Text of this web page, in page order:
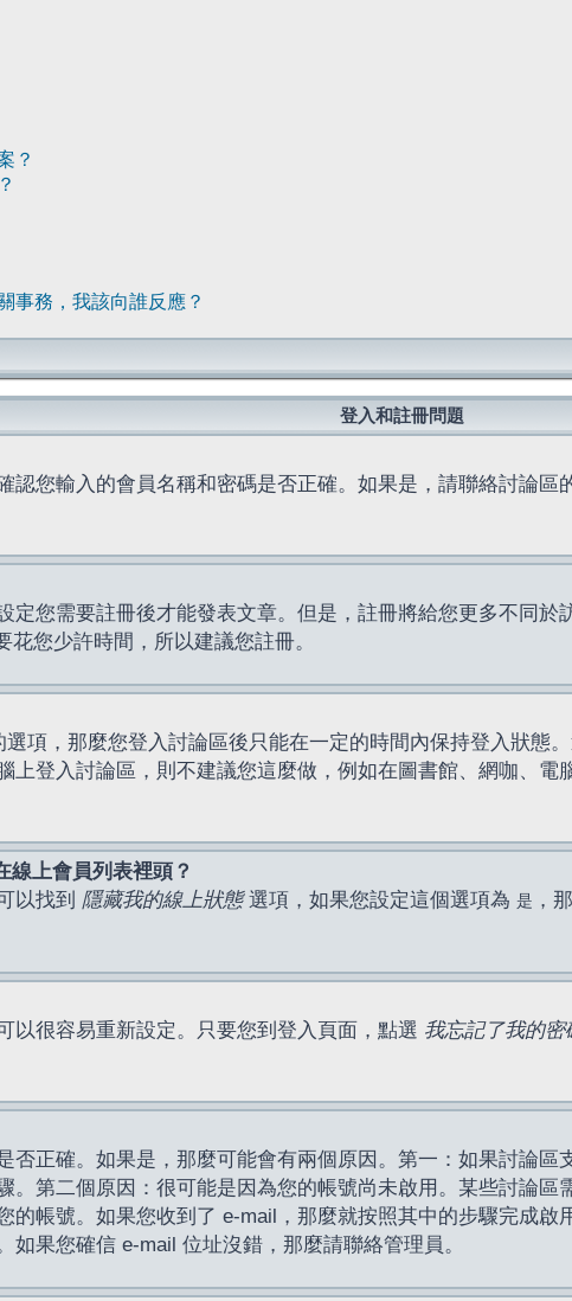
？
事務，我該向誰反應？
登入和註冊問題
認您輸入的會員名稱和密碼是否正確。如果是，請聯絡討論
定您需要註冊後才能發表文章。但是，註冊將給您更多不同
您少許時間，所以建議您註冊。
選項，那麼您登入討論區後只能在一定的時間內保持登入狀態
上登入討論區，則不建議您這麼做，例如在圖書館、網咖、
線上會員列表裡頭？
以找到 隱藏我的線上狀態選項，如果您設定這個選項為 是 ，
以很容易重新設定。只要您到登入頁面，點選 我忘記了我的密
否正確。如果是，那麼可能會有兩個原因。第一：如果討論
。第二個原因：很可能是因為您的帳號尚未啟用。某些討論
的帳號。如果您收到了 e-mail，那麼就按照其中的步驟完成
果您確信 e-mail 位址沒錯，那麼請聯絡管理員。